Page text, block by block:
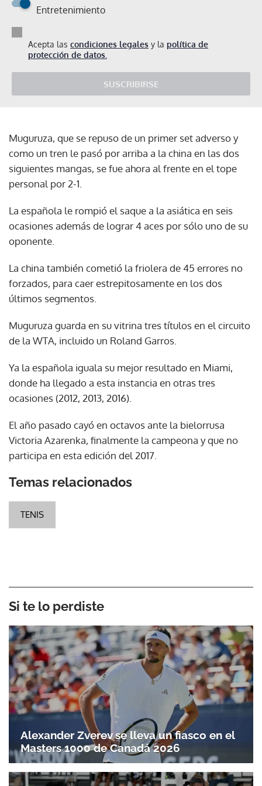
Entretenimiento
Acepta las condiciones legales y la política de
protección de datos.
SUSCRIBIRSE
Muguruza, que se repuso de un primer set adverso y
como un tren le pasó por arriba a la china en las dos
siguientes mangas, se fue ahora al frente en el tope
personal por 2-1.
La española le rompió el saque a la asiática en seis
ocasiones además de lograr 4 aces por sólo uno de su
oponente.
La china también cometió la friolera de 45 errores no
forzados, para caer estrepitosamente en los dos
últimos segmentos.
Muguruza guarda en su vitrina tres títulos en el circuito
de la WTA, incluido un Roland Garros.
Ya la española iguala su mejor resultado en Miami,
donde ha llegado a esta instancia en otras tres
ocasiones (2012, 2013, 2016).
El año pasado cayó en octavos ante la bielorrusa
Victoria Azarenka, finalmente la campeona y que no
participa en esta edición del 2017.
Temas relacionados
TENIS
Si te lo perdiste
Alexander Zverev se lleva un fiasco en el
Masters 1000 de Canadá 2026